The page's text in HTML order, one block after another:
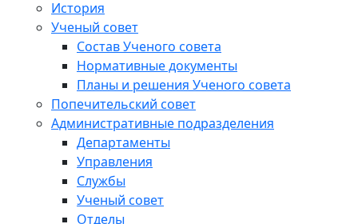
История
Ученый совет
Состав Ученого совета
Нормативные документы
Планы и решения Ученого совета
Попечительский совет
Административные подразделения
Департаменты
Управления
Службы
Ученый совет
Отделы